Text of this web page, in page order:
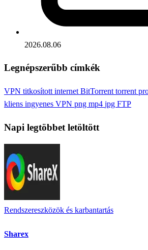
2026.08.06
Legnépszerűbb címkék
VPN titkosított internet BitTorrent torrent
kliens ingyenes VPN png mp4 jpg FTP
Napi legtöbbet letöltött
Rendszereszközök és karbantartás
Sharex